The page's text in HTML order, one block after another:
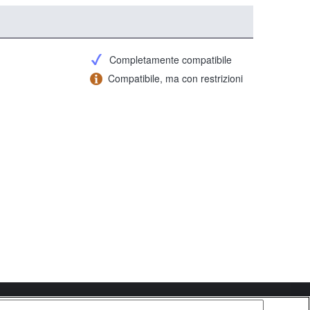
Completamente compatibile
Compatibile, ma con restrizioni
2026 Sony Corporation